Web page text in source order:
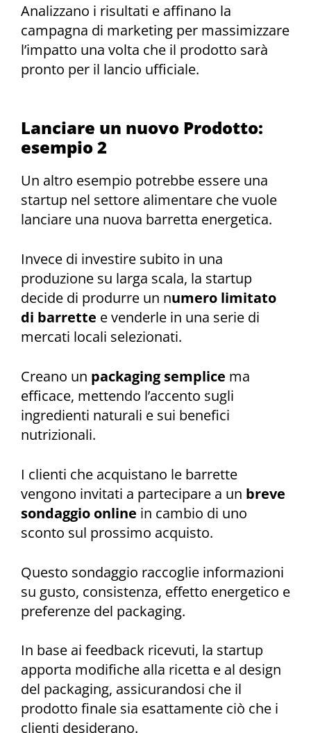
Analizzano i risultati e affinano la
campagna di marketing per massimizzare
l’impatto una volta che il prodotto sarà
pronto per il lancio ufficiale.
Lanciare un nuovo Prodotto:
esempio 2
Un altro esempio potrebbe essere una
startup nel settore alimentare che vuole
lanciare una nuova barretta energetica.
Invece di investire subito in una
produzione su larga scala, la startup
decide di produrre un numero limitato
di barrette e venderle in una serie di
mercati locali selezionati.
Creano un packaging semplice ma
efficace, mettendo l’accento sugli
ingredienti naturali e sui benefici
nutrizionali.
I clienti che acquistano le barrette
vengono invitati a partecipare a un breve
sondaggio online in cambio di uno
sconto sul prossimo acquisto.
Questo sondaggio raccoglie informazioni
su gusto, consistenza, effetto energetico e
preferenze del packaging.
In base ai feedback ricevuti, la startup
apporta modifiche alla ricetta e al design
del packaging, assicurandosi che il
prodotto finale sia esattamente ciò che i
clienti desiderano.